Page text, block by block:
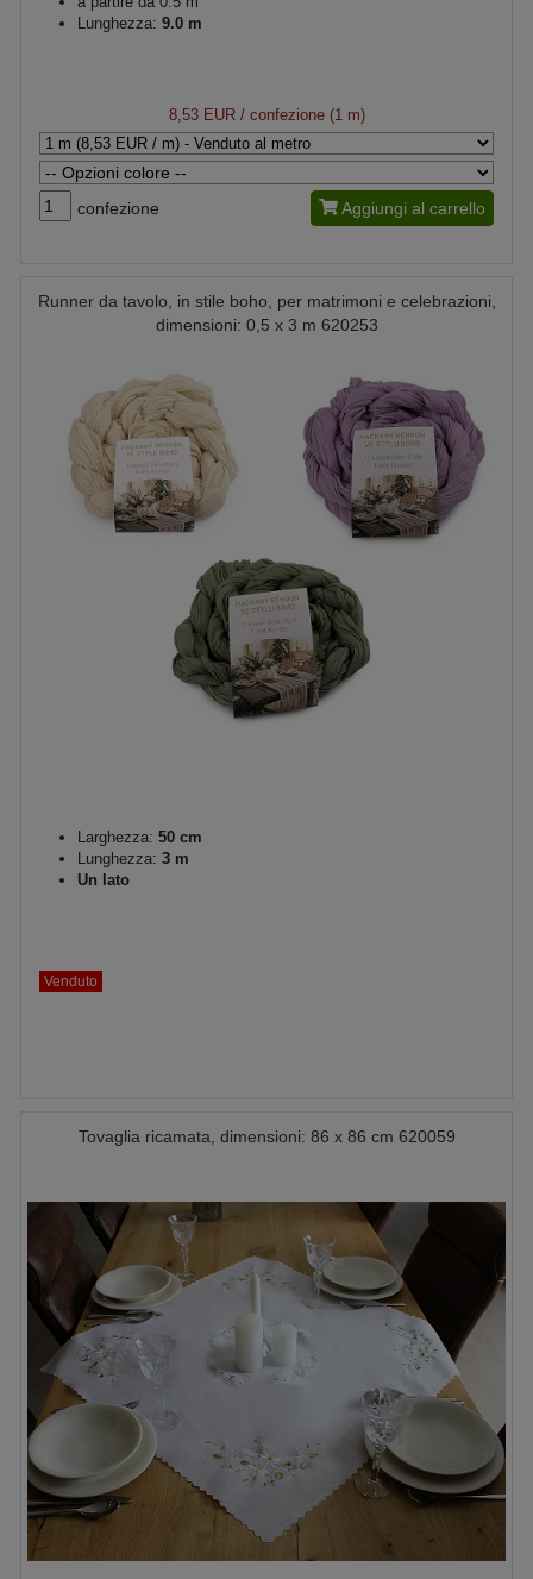
Lunghezza: 9.0 m
8,53 EUR/ confezione (1 m)
confezione Aggiungi al carrello
Runner da tavolo, in stile boho, per matrimoni e celebrazioni,
dimensioni: 0,5 x 3 m 620253
Larghezza: 50 cm
Lunghezza: 3 m
Un lato
Venduto
Tovaglia ricamata, dimensioni: 86 x 86 cm 620059